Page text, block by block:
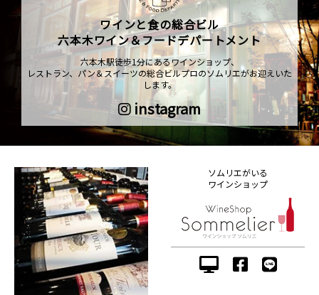
ワインと食の総合ビル
六本木ワイン＆フードデパートメント
六本木駅徒歩1分にあるワインショップ、
レストラン、パン＆スイーツの総合ビルプロのソムリエがお迎えいた
します。
instagram
ソムリエがいる
ワインショップ